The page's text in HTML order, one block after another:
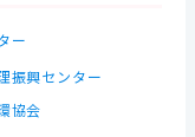
ー
振興センター
協会